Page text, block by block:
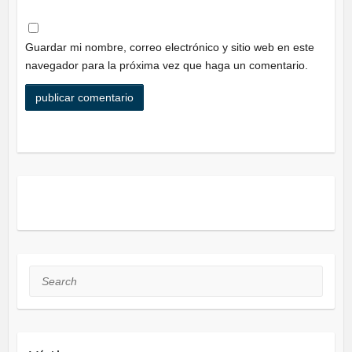
Guardar mi nombre, correo electrónico y sitio web en este
navegador para la próxima vez que haga un comentario.
Search